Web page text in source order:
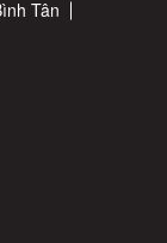
Tân